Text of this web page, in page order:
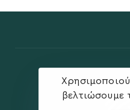
βελτιώσουμε